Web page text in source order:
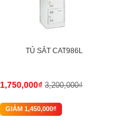
TỦ SẮT CAT986L
1,750,000₫ 3,200,000₫
GIẢM 1,450,000₫